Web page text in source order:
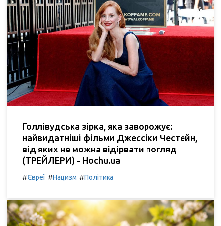
Голлівудська зірка, яка заворожує:
найвидатніші фільми Джессіки Честейн,
від яких не можна відірвати погляд
(ТРЕЙЛЕРИ) - Hochu.ua
#Євреї #Нацизм #Політика